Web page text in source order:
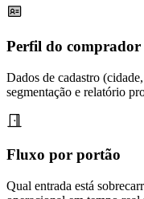
Perfil do comprador
Dados de cadastro
segmentação e relatório
Fluxo por portão
Qual entrada está